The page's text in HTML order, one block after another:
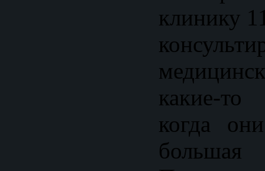
клинику
какие-
когда